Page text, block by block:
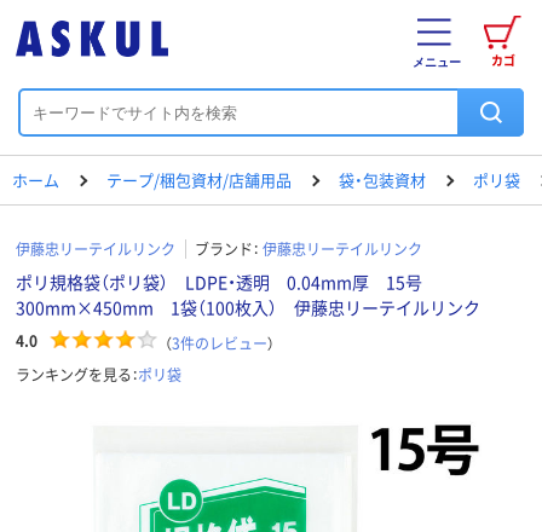
カゴ
メニュー
ホーム テープ/梱包資材/店舗用品 袋・包装資材 ポリ袋
伊藤忠リーテイルリンク ブランド： 伊藤忠リーテイルリンク
ポリ規格袋（ポリ袋） LDPE・透明 0.04mm厚 15号
300mm×450mm 1袋（100枚入） 伊藤忠リーテイルリンク
4.0 （3件のレビュー）
ランキングを見る：ポリ袋